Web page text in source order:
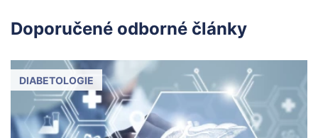
Doporučené odborné články
DIABETOLOGIE